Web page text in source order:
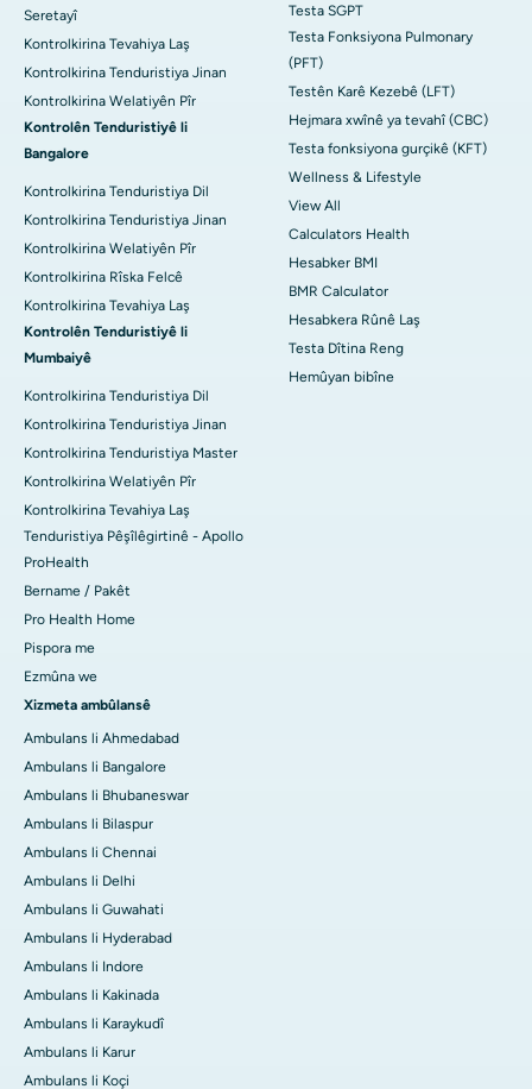
Seretayî
Kontrolkirina Tevahiya Laş
Kontrolkirina Tenduristiya Jinan
Kontrolkirina Welatiyên Pîr
Kontrolên Tenduristiyê li
Bangalore
Kontrolkirina Tenduristiya Dil
Kontrolkirina Tenduristiya Jinan
Kontrolkirina Welatiyên Pîr
Kontrolkirina Rîska Felcê
Kontrolkirina Tevahiya Laş
Kontrolên Tenduristiyê li
Mumbaiyê
Kontrolkirina Tenduristiya Dil
Kontrolkirina Tenduristiya Jinan
Kontrolkirina Tenduristiya Master
Kontrolkirina Welatiyên Pîr
Kontrolkirina Tevahiya Laş
Tenduristiya Pêşîlêgirtinê - Apollo
ProHealth
Bername / Pakêt
Pro Health Home
Pispora me
Ezmûna we
Xizmeta ambûlansê
Ambulans li Ahmedabad
Ambulans li Bangalore
Ambulans li Bhubaneswar
Ambulans li Bilaspur
Ambulans li Chennai
Ambulans li Delhi
Ambulans li Guwahati
Ambulans li Hyderabad
Ambulans li Indore
Ambulans li Kakinada
Ambulans li Karaykudî
Ambulans li Karur
Ambulans li Koçi
Testa SGPT
Testa Fonksiyona Pulmonary
(PFT)
Testên Karê Kezebê (LFT)
Hejmara xwînê ya tevahî (CBC)
Testa fonksiyona gurçikê (KFT)
Wellness & Lifestyle
View All
Calculators Health
Hesabker BMI
BMR Calculator
Hesabkera Rûnê Laş
Testa Dîtina Reng
Hemûyan bibîne